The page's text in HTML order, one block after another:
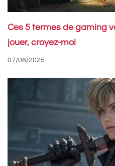
Ces 5 termes de gaming
jouer, croyez-moi
07/06/2025